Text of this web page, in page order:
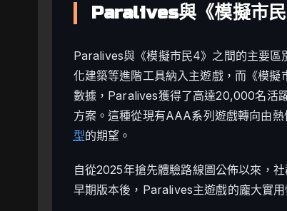
Paralives與《模擬市
Paralives與《模擬市民4》之間的主要
化建築等進階工具納入主遊戲，而《模
數據，Paralives獲得了高達20,000名活
方案。這種從現有AAA系列遊戲轉向由
型的期望。
自從2025年搶先體驗路線圖公佈以來，
早期版本後，Paralives主遊戲的龐大實